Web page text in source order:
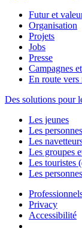
Futur et
Organisation
Projets
Jobs
Presse
Campagnes
En route vers
Des solutions pour
Les jeunes
Les
Les
Les groupes
Les touristes
Les
Privacy
Accessibilité